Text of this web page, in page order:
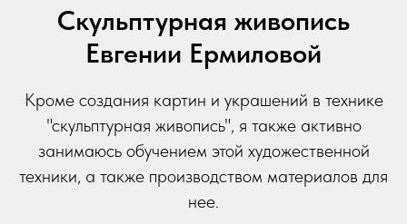
Скульптурная живопись
Евгении Ермиловой
Кроме создания картин и украшений в технике
"скульптурная живопись", я также активно
занимаюсь обучением этой художественной
техники, а также производством материалов для
нее.